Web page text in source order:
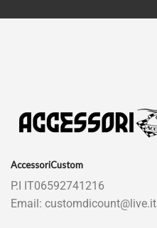
AccessoriCustom
P.I IT06592741216
Email: customdicount@live.it